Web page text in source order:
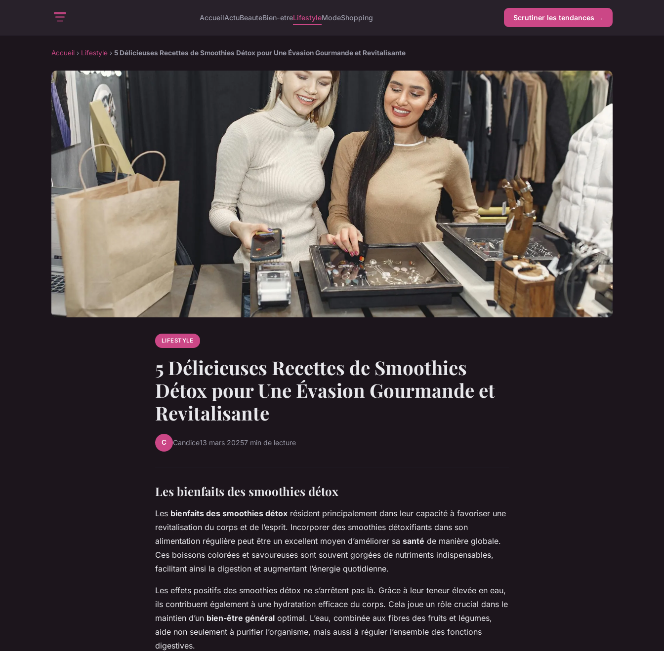
AccueilActuBeauteBien-etreLifestyleModeShopping Scrutiner les tendances →
Accueil › Lifestyle › 5 Délicieuses Recettes de Smoothies Détox pour Une Évasion Gourmande et Revitalisante
LIFESTYLE
5 Délicieuses Recettes de Smoothies
Détox pour Une Évasion Gourmande et
Revitalisante
C Candice13 mars 20257 min de lecture
Les bienfaits des smoothies détox
Les bienfaits des smoothies détox résident principalement dans leur capacité à favoriser une
revitalisation du corps et de l’esprit. Incorporer des smoothies détoxifiants dans son
alimentation régulière peut être un excellent moyen d’améliorer sa santé de manière globale.
Ces boissons colorées et savoureuses sont souvent gorgées de nutriments indispensables,
facilitant ainsi la digestion et augmentant l’énergie quotidienne.
Les effets positifs des smoothies détox ne s’arrêtent pas là. Grâce à leur teneur élevée en eau,
ils contribuent également à une hydratation efficace du corps. Cela joue un rôle crucial dans le
maintien d’un bien-être général optimal. L’eau, combinée aux fibres des fruits et légumes,
aide non seulement à purifier l’organisme, mais aussi à réguler l’ensemble des fonctions
digestives.